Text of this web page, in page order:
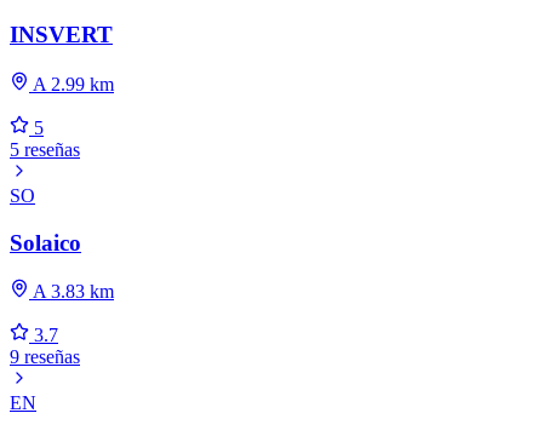
INSVERT
A 2.99 km
5
5 reseñas
SO
Solaico
A 3.83 km
3.7
9 reseñas
EN